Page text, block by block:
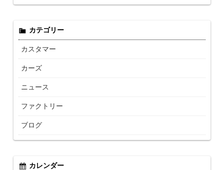
カテゴリー
カスタマー
カーズ
ニュース
ファクトリー
ブログ
カレンダー